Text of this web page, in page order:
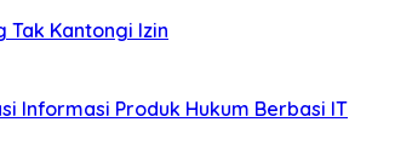
Tak Kantongi Izin
Informasi Produk Hukum Berbasi IT